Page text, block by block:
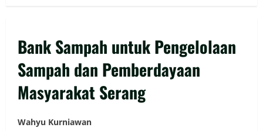
Bank Sampah untuk Pengelolaan
Sampah dan Pemberdayaan
Masyarakat Serang
Wahyu Kurniawan